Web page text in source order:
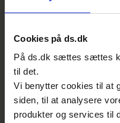
Cookies på ds.dk
På ds.dk sættes sættes
til det.
Vi benytter cookies til at
siden, til at analysere
produkter og services til
Program
Velkomst og
Standard
Holm, direktør i